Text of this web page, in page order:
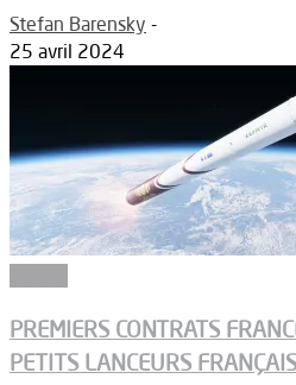
Stefan Barensky -
25 avril 2024
PREMIERS CONTRATS
PETITS LANCEURS FRANÇAIS